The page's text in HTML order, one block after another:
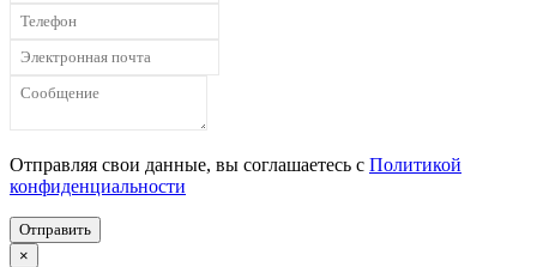
Отправляя свои данные, вы соглашаетесь с Политикой
конфиденциальности
Отправить
×